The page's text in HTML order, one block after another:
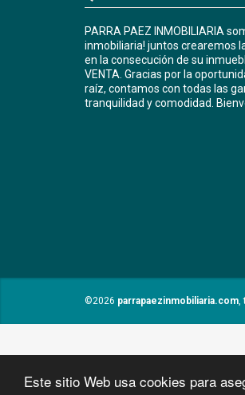
Este sitio Web usa cookies para
PARRA PAEZ INMOBILIARIA
inmobiliaria! juntos crearemos
en la consecución de su
VENTA. Gracias por la
raíz, contamos con todas las
tranquilidad y comodidad.
©2026 parrapaezinmobiliaria.com,